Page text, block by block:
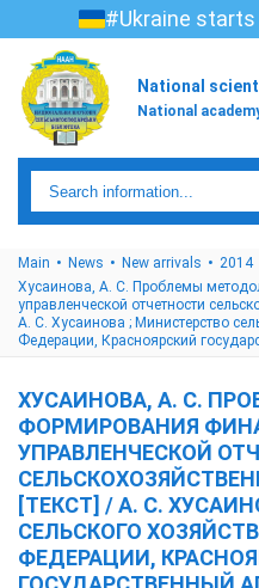
#Ukraine
National
National
Main News New arrivals 2014
Хусаинова, А. С. Проблемы
управленческой отчетности
А. С. Хусаинова ; Министерство
Федерации, Красноярский
ХУСАИНОВА, А. С.
ФОРМИРОВАНИЯ
УПРАВЛЕНЧЕСКОЙ
[ТЕКСТ] / А. С.
СЕЛЬСКОГО
ФЕДЕРАЦИИ,